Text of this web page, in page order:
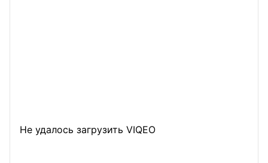
Не удалось загрузить VIQEO